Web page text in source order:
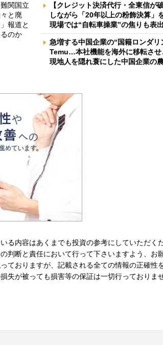
関国立
と廃
報道と
のか
【クレジット決済代行・全東信が
しながら「20年以上の粉飾決算
現場では“自転車操業”の焦りも表
急増する中国企業の“国籍ロンダ
Temu…本社機能を海外に移転さ
現地人を隠れ蓑にした中国企業の
る内容はあくまでも投資の参考にしていただく
判断と責任において行って下さいますよう、お
ておりますが、記載される全ての情報の正確性
失が被っても損害等の保証は一切行っておりま